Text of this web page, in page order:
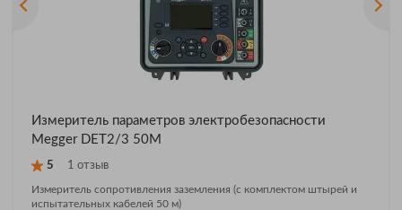
Измеритель параметров электробезопасности
Megger DET2/3 50M
5 1 отзыв
Измеритель сопротивления заземления (c комплектом штырей и
испытательных кабелей 50 м)